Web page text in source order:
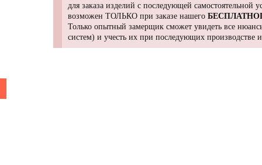
для заказа изделий с последующей
возможен ТОЛЬКО при заказе нашего
Только опытный замерщик сможет увидеть все
систем) и учесть их при последующих производстве